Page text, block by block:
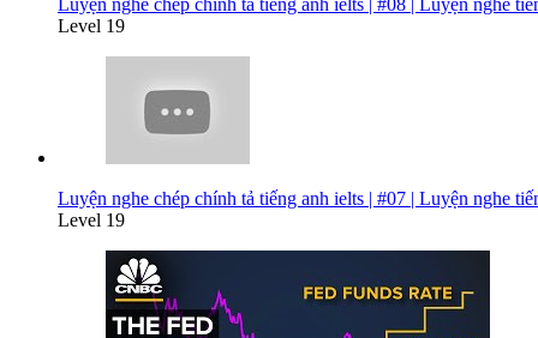
Level 19
Luyện nghe chép chính tả tiếng anh ielts | #07 | Luyện nghe
Level 19